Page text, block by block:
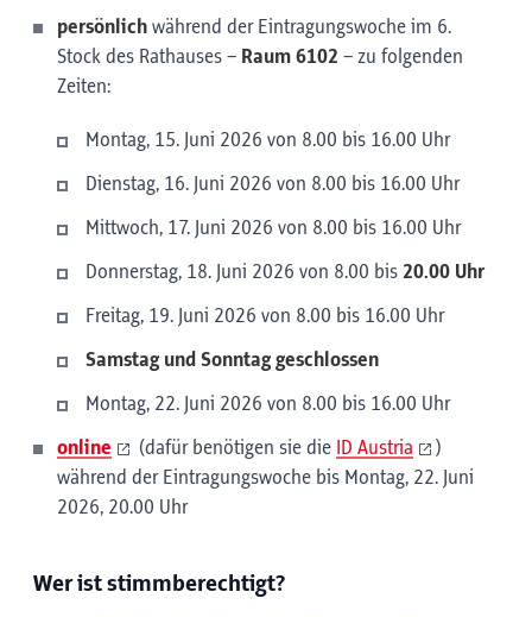
persönlich während der Eintragungswoche im 6.
Stock des Rathauses – Raum 6102 – zu folgenden
Zeiten:
Montag, 15. Juni 2026 von 8.00 bis 16.00 Uhr
Dienstag, 16. Juni 2026 von 8.00 bis 16.00 Uhr
Mittwoch, 17. Juni 2026 von 8.00 bis 16.00 Uhr
Donnerstag, 18. Juni 2026 von 8.00 bis 20.00 Uhr
Freitag, 19. Juni 2026 von 8.00 bis 16.00 Uhr
Samstag und Sonntag geschlossen
Montag, 22. Juni 2026 von 8.00 bis 16.00 Uhr
online (dafür benötigen sie die ID Austria
)
während der Eintragungswoche bis Montag, 22. Juni
2026, 20.00 Uhr
Wer ist stimmberechtigt?